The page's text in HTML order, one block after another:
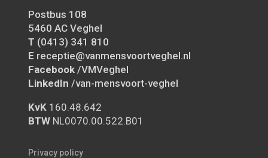
Postbus 108
5460 AC Veghel
T (0413) 341 810
E receptie@vanmensvoortveghel.nl
Facebook /VMVeghel
LinkedIn /van-mensvoort-veghel
KvK 160.48.642
BTW NL0070.00.522.B01
Privacy policy